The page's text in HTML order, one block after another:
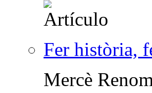
Fer història,
Mercè